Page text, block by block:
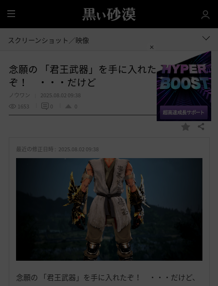
全
体
スクリーンショット／映像
念願の 「君王武器」を手に入れた
ぞ！ ・・・だけど
ノウワン
2025.08.02 09:38
1653
0 0
お 共有する
最近の修正日時 : 2025.08.02 09:38
念願の 「君王武器」を手に入れたぞ！ ・・・だけど、